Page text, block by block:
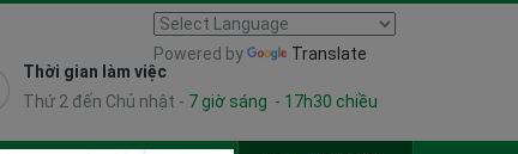
Thời gian làm việc
Thứ 2 đến Chủ nhật - 7 giờ sáng - 17h30 chiều
Powered by Translate